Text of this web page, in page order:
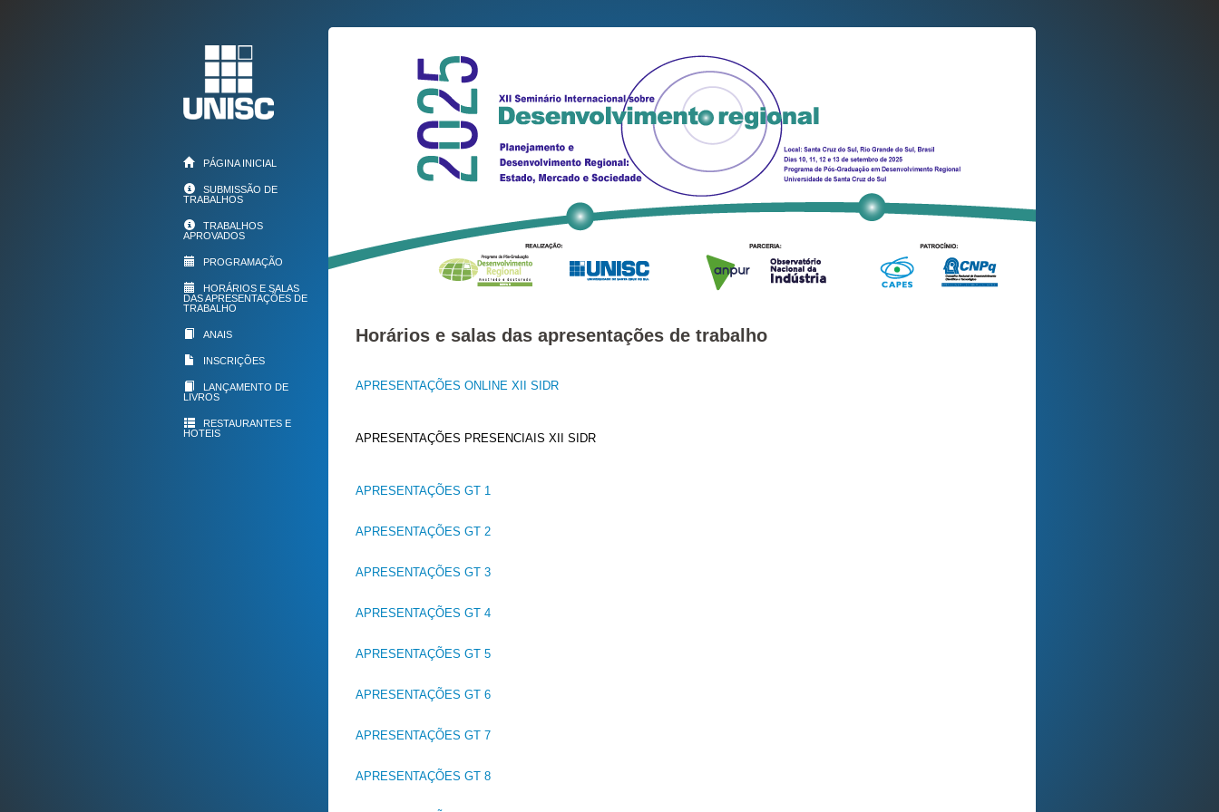
PÁGINA INICIAL
SUBMISSÃO DE
TRABALHOS
TRABALHOS
APROVADOS
PROGRAMAÇÃO
HORÁRIOS E SALAS
DAS APRESENTAÇÕES DE
TRABALHO
ANAIS
INSCRIÇÕES
LANÇAMENTO DE
LIVROS
RESTAURANTES E
HOTEIS
Horários e salas das apresentações de trabalho
APRESENTAÇÕES ONLINE XII SIDR
APRESENTAÇÕES PRESENCIAIS XII SIDR
APRESENTAÇÕES GT 1
APRESENTAÇÕES GT 2
APRESENTAÇÕES GT 3
APRESENTAÇÕES GT 4
APRESENTAÇÕES GT 5
APRESENTAÇÕES GT 6
APRESENTAÇÕES GT 7
APRESENTAÇÕES GT 8